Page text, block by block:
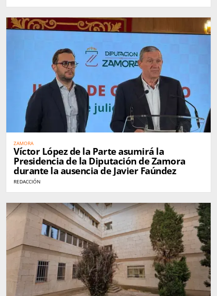
ZAMORA
Víctor López de la Parte asumirá la
Presidencia de la Diputación de Zamora
durante la ausencia de Javier Faúndez
REDACCIÓN